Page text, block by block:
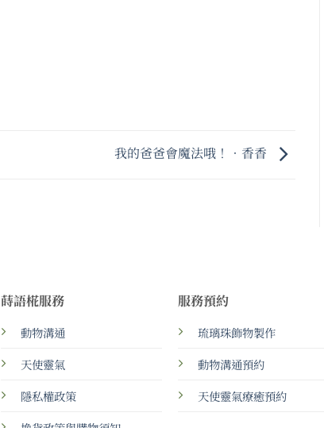
我的爸爸會魔法哦！•香香
蒔語椛服務
動物溝通
天使靈氣
隱私權政策
服務預約
琉璃珠飾物製作
動物溝通預約
天使靈氣療癒預約